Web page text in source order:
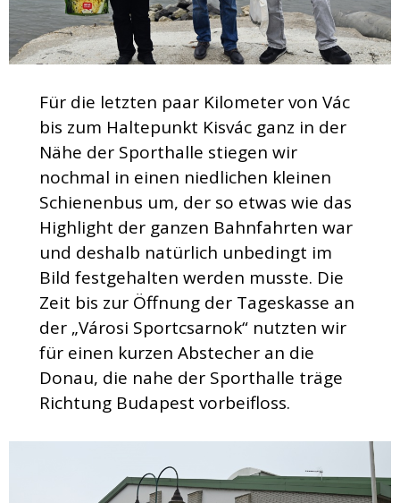
Für die letzten paar Kilometer von Vác
bis zum Haltepunkt Kisvác ganz in der
Nähe der Sporthalle stiegen wir
nochmal in einen niedlichen kleinen
Schienenbus um, der so etwas wie das
Highlight der ganzen Bahnfahrten war
und deshalb natürlich unbedingt im
Bild festgehalten werden musste. Die
Zeit bis zur Öffnung der Tageskasse an
der „Városi Sportcsarnok“ nutzten wir
für einen kurzen Abstecher an die
Donau, die nahe der Sporthalle träge
Richtung Budapest vorbeifloss.